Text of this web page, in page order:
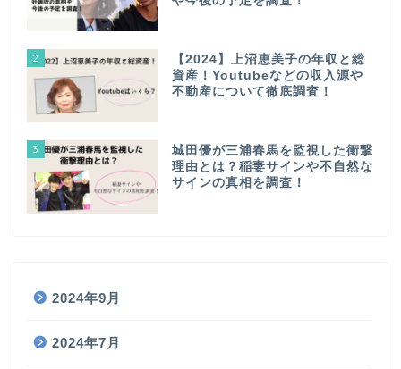
2
【2024】上沼恵美子の年収と総
資産！Youtubeなどの収入源や
不動産について徹底調査！
3
城田優が三浦春馬を監視した衝撃
理由とは？稲妻サインや不自然な
サインの真相を調査！
2024年9月
2024年7月